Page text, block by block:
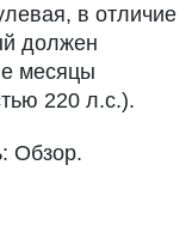
в отличие
должен
месяцы
220 л.с.).
Обзор.